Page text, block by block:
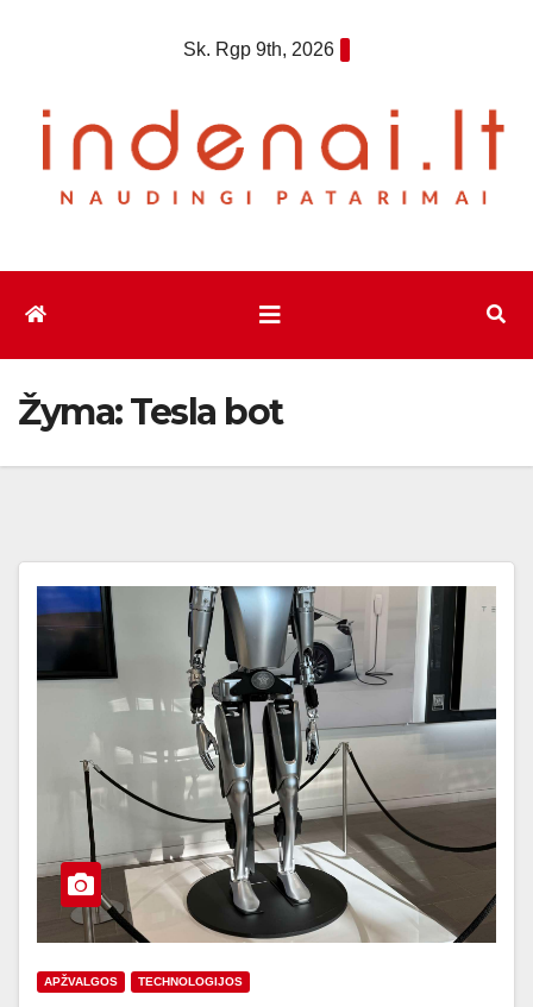
Sk. Rgp 9th, 2026
Žyma:Tesla bot
APŽVALGOS TECHNOLOGIJOS